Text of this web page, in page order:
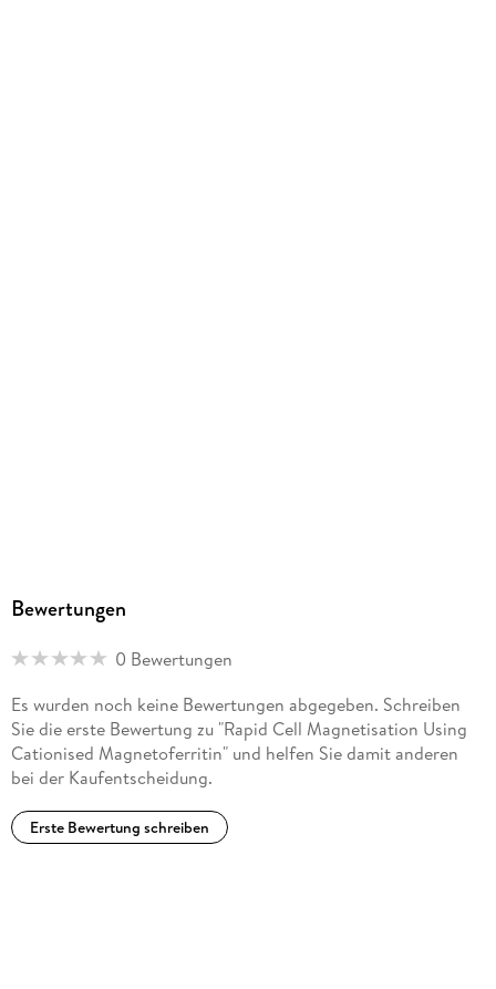
Bewertungen
0 Bewertungen
Es wurden noch keine Bewertungen abgegeben. Schreiben
Sie die erste Bewertung zu "Rapid Cell Magnetisation Using
Cationised Magnetoferritin" und helfen Sie damit anderen
bei der Kaufentscheidung.
Erste Bewertung schreiben